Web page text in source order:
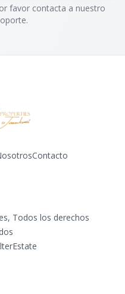
favor contacta a nuestro
Contacto
, Todos los derechos